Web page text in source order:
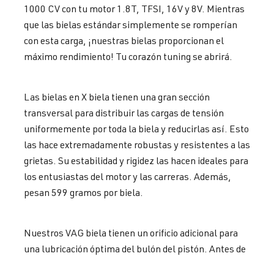
1000 CV con tu motor 1.8T, TFSI, 16V y 8V. Mientras
que las bielas estándar simplemente se romperían
con esta carga, ¡nuestras bielas proporcionan el
máximo rendimiento! Tu corazón tuning se abrirá.
Las bielas en X biela tienen una gran sección
transversal para distribuir las cargas de tensión
uniformemente por toda la biela y reducirlas así. Esto
las hace extremadamente robustas y resistentes a las
grietas. Su estabilidad y rigidez las hacen ideales para
los entusiastas del motor y las carreras. Además,
pesan 599 gramos por biela.
Nuestros VAG biela tienen un orificio adicional para
una lubricación óptima del bulón del pistón. Antes de